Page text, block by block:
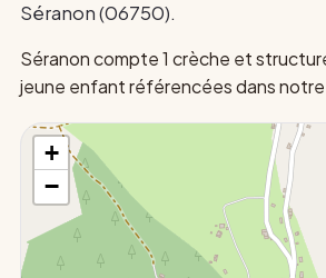
Séranon (06750).
Séranon compte 1 crèche et
jeune enfant référencées dans notre
+
−